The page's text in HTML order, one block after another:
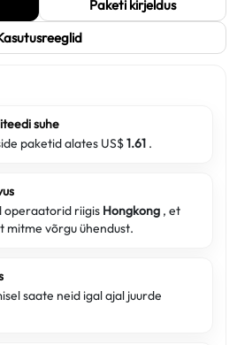
Paketi kirjeldus
suhe
paketid alates US$1.61 .
operaatorid riigis Hongkong , et
mitme võrgu ühendust.
saate neid igal ajal juurde